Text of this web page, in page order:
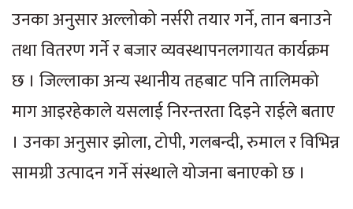
उनका अनुसार अल्लोको नर्सरी तयार गर्ने, तान बनाउने
तथा वितरण गर्ने र बजार व्यवस्थापनलगायत कार्यक्रम
छ । जिल्लाका अन्य स्थानीय तहबाट पनि तालिमको
माग आइरहेकाले यसलाई निरन्तरता दिइने राईले बताए
। उनका अनुसार झोला, टोपी, गलबन्दी, रुमाल र विभिन्न
सामग्री उत्पादन गर्ने संस्थाले योजना बनाएको छ ।